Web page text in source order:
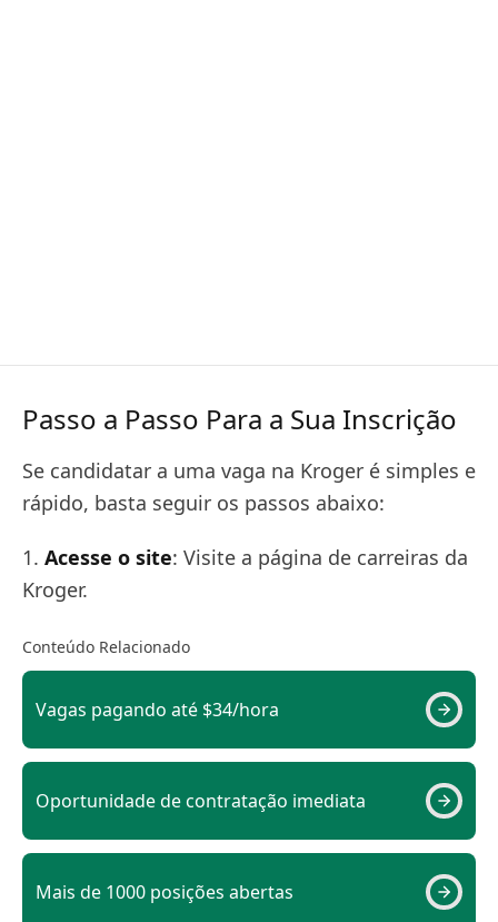
Passo a Passo Para a Sua Inscrição
Se candidatar a uma vaga na Kroger é simples e
rápido, basta seguir os passos abaixo:
1. Acesse o site: Visite a página de carreiras da
Kroger.
Conteúdo Relacionado
Vagas pagando até $34/hora
Oportunidade de contratação imediata
Mais de 1000 posições abertas